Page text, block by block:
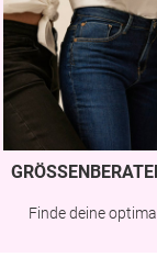
Finde deine